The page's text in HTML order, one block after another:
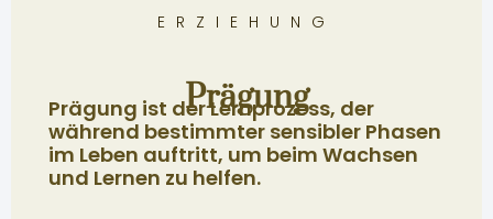
ERZIEHUNG
Prägung
Prägung ist der Lernprozess, der
während bestimmter sensibler Phasen
im Leben auftritt, um beim Wachsen
und Lernen zu helfen.